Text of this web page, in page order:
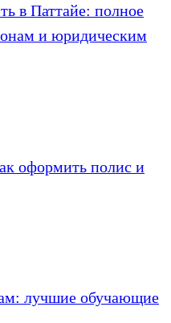
в Паттайе: полное
и юридическим
оформить полис и
лучшие обучающие